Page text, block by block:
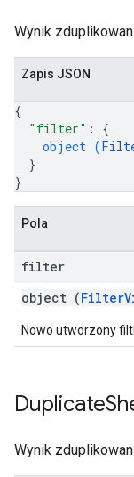
Wynik
Zapis JSON
{
"filter" : {
object (
}
}
Pola
filter
object (
Nowo utworzony
Duplicate
Wynik